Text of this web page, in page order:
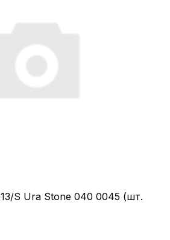
S Ura Stone 040 0045 (шт.